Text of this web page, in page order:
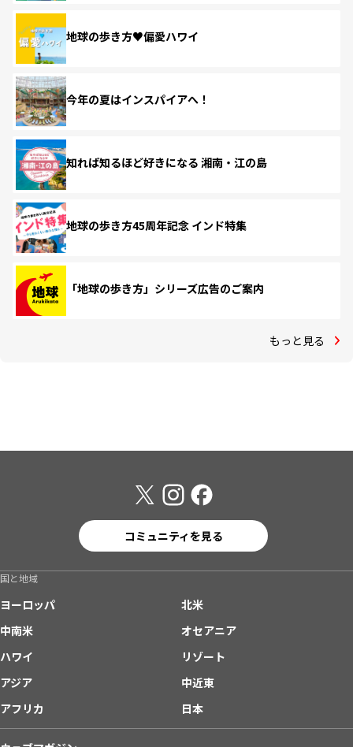
地球の歩き方♥偏愛ハワイ
今年の夏はインスパイアへ！
知れば知るほど好きになる 湘南・江の島
地球の歩き方45周年記念 インド特集
「地球の歩き方」シリーズ広告のご案内
もっと見る
コミュニティを見る
国と地域
ヨーロッパ
北米
中南米
オセアニア
ハワイ
リゾート
アジア
中近東
アフリカ
日本